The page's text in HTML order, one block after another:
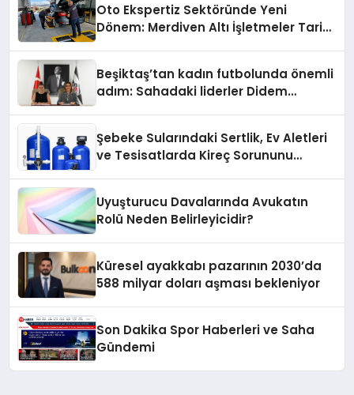
Oto Ekspertiz Sektöründe Yeni
Dönem: Merdiven Altı İşletmeler Tarih
Beşiktaş’tan kadın futbolunda önemli
adım: Sahadaki liderler Didem
Şebeke Sularındaki Sertlik, Ev Aletleri
ve Tesisatlarda Kireç Sorununu
Uyuşturucu Davalarında Avukatın
Rolü Neden Belirleyicidir?
Küresel ayakkabı pazarının 2030’da
588 milyar doları aşması bekleniyor
Son Dakika Spor Haberleri ve Saha
Gündemi